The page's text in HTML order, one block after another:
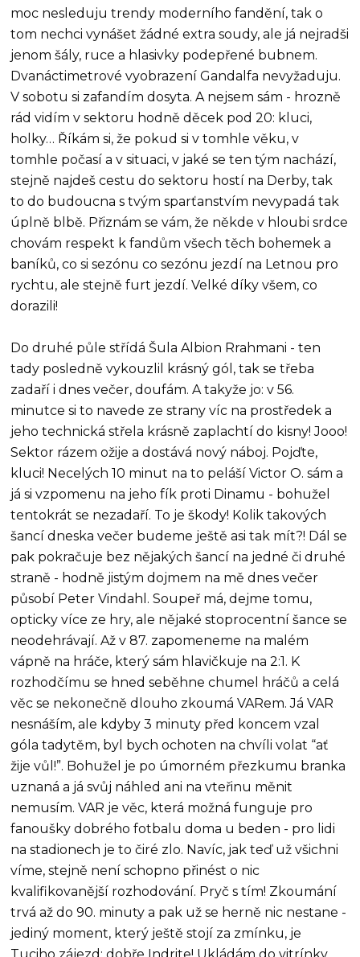
moc nesleduju trendy moderního fandění, tak o
tom nechci vynášet žádné extra soudy, ale já nejradši
jenom šály, ruce a hlasivky podepřené bubnem.
Dvanáctimetrové vyobrazení Gandalfa nevyžaduju.
V sobotu si zafandím dosyta. A nejsem sám - hrozně
rád vidím v sektoru hodně děcek pod 20: kluci,
holky… Říkám si, že pokud si v tomhle věku, v
tomhle počasí a v situaci, v jaké se ten tým nachází,
stejně najdeš cestu do sektoru hostí na Derby, tak
to do budoucna s tvým sparťanstvím nevypadá tak
úplně blbě. Přiznám se vám, že někde v hloubi srdce
chovám respekt k fandům všech těch bohemek a
baníků, co si sezónu co sezónu jezdí na Letnou pro
rychtu, ale stejně furt jezdí. Velké díky všem, co
dorazili!
Do druhé půle střídá Šula Albion Rrahmani - ten
tady posledně vykouzlil krásný gól, tak se třeba
zadaří i dnes večer, doufám. A takyže jo: v 56.
minutce si to navede ze strany víc na prostředek a
jeho technická střela krásně zaplachtí do kisny! Jooo!
Sektor rázem ožije a dostává nový náboj. Pojďte,
kluci! Necelých 10 minut na to peláší Victor O. sám a
já si vzpomenu na jeho fík proti Dinamu - bohužel
tentokrát se nezadaří. To je škody! Kolik takových
šancí dneska večer budeme ještě asi tak mít?! Dál se
pak pokračuje bez nějakých šancí na jedné či druhé
straně - hodně jistým dojmem na mě dnes večer
působí Peter Vindahl. Soupeř má, dejme tomu,
opticky více ze hry, ale nějaké stoprocentní šance se
neodehrávají. Až v 87. zapomeneme na malém
vápně na hráče, který sám hlavičkuje na 2:1. K
rozhodčímu se hned seběhne chumel hráčů a celá
věc se nekonečně dlouho zkoumá VARem. Já VAR
nesnáším, ale kdyby 3 minuty před koncem vzal
góla tadytěm, byl bych ochoten na chvíli volat “ať
žije vůl!”. Bohužel je po úmorném přezkumu branka
uznaná a já svůj náhled ani na vteřinu měnit
nemusím. VAR je věc, která možná funguje pro
fanoušky dobrého fotbalu doma u beden - pro lidi
na stadionech je to čiré zlo. Navíc, jak teď už všichni
víme, stejně není schopno přinést o nic
kvalifikovanější rozhodování. Pryč s tím! Zkoumání
trvá až do 90. minuty a pak už se herně nic nestane -
jediný moment, který ještě stojí za zmínku, je